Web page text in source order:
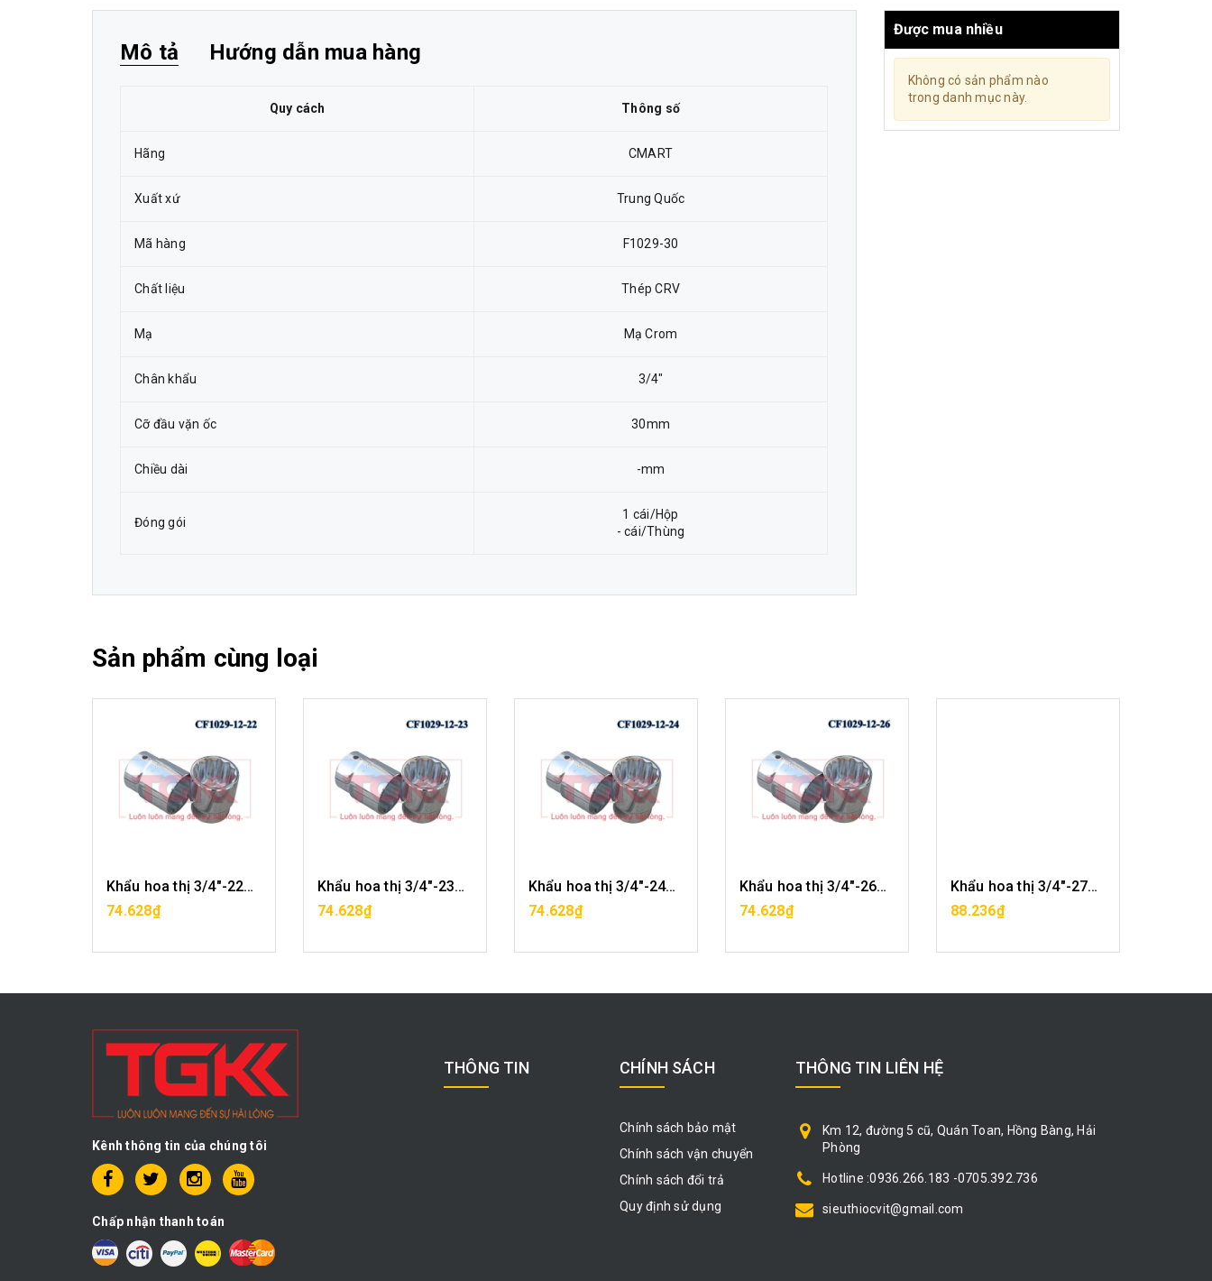
Mô tả Hướng dẫn mua hàng
Quy cách Thông số
Hãng CMART
Xuất xứ Trung Quốc
Mã hàng F1029-30
Chất liệu Thép CRV
Mạ Mạ Crom
Chân khẩu 3/4"
Cỡ đầu vặn ốc 30mm
Chiều dài -mm
Đóng gói
1 cái/Hộp
- cái/Thùng
Được mua nhiều
Không có sản phẩm nào
trong danh mục này.
Sản phẩm cùng loại
Khẩu hoa thị 3/4"-22mm CF1029-12-22
74.628₫
MUA HÀNG
Khẩu hoa thị 3/4"-23mm CF1029-12-23
74.628₫
MUA HÀNG
Khẩu hoa thị 3/4"-24mm CF1029-12-24
74.628₫
MUA HÀNG
Khẩu hoa thị 3/4"-26mm CF1029-12-26
74.628₫
MUA HÀNG
Khẩu hoa thị 3/4"-27mm CF1029-12-27
88.236₫
MUA HÀNG
Kênh thông tin của chúng tôi
Chấp nhận thanh toán
THÔNG TIN CHÍNH SÁCH
Chính sách bảo mật
Chính sách vận chuyển
Chính sách đổi trả
Quy định sử dụng
THÔNG TIN LIÊN HỆ
Km 12, đường 5 cũ, Quán Toan, Hồng Bàng, Hải
Phòng
Hotline :0936.266.183 -0705.392.736
sieuthiocvit@gmail.com